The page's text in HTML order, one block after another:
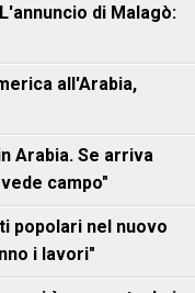
di Malagò:
all'Arabia,
Arabia. Se arriva
campo"
popolari nel nuovo
i lavori"